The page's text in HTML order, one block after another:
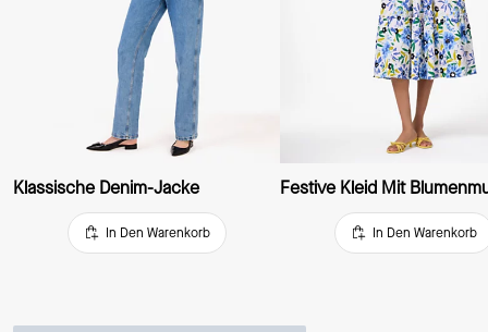
Klassische Denim-Jacke
In Den Warenkorb In Den Warenkorb